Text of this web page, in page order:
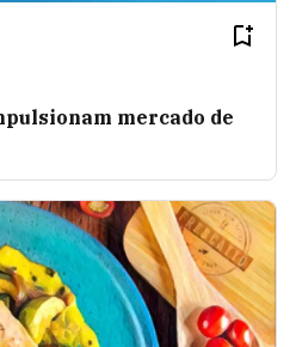
mercado de